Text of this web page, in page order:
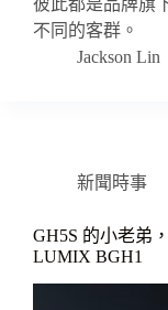
彼此都是品牌旗
不同的客群。
Jackson Lin
新聞時事
GH5S 的小老弟
LUMIX BGH1